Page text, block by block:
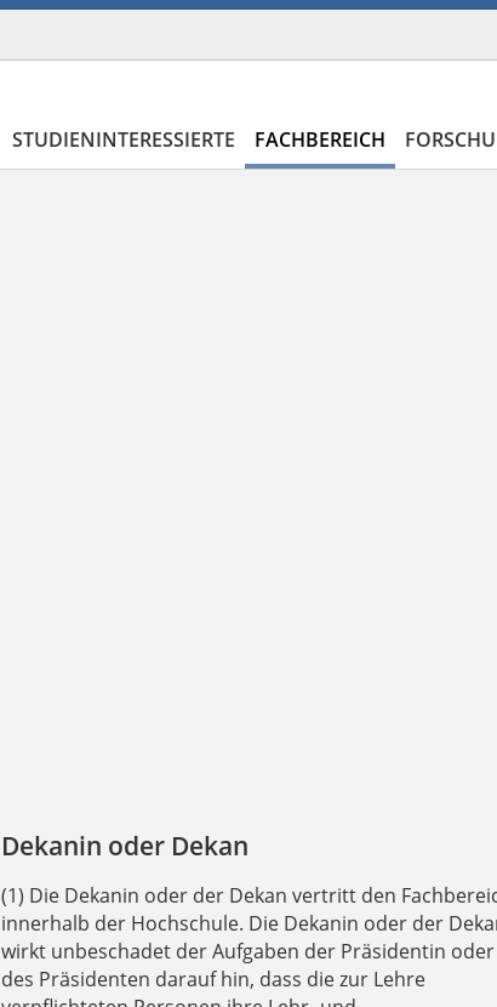
STUDIENINTERESSIERTE FACHBEREICH
Dekanin oder Dekan
(1) Die Dekanin oder der Dekan vertritt den
innerhalb der Hochschule. Die Dekanin oder der
wirkt unbeschadet der Aufgaben der Präsidentin oder
des Präsidenten darauf hin, dass die zur Lehre